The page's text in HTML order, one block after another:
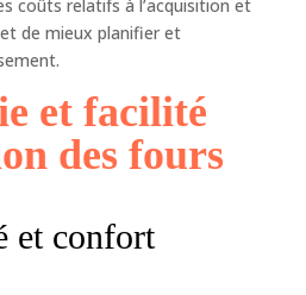
coûts relatifs à l’acquisition et
de mieux planifier et
et facilité
des fours
et confort